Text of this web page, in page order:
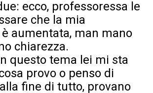
ecco, professoressa le
che la mia
aumentata, man mano
chiarezza.
questo tema lei mi sta
provo o penso di
fine di tutto, provano